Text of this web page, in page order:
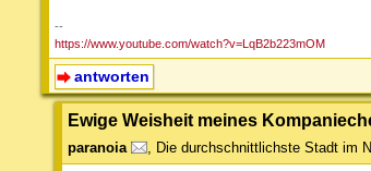
--
https://www.youtube.com/watch?v=LqB2b223mOM
antworten
Ewige Weisheit meines
paranoia , Die durchschnittlichste Stadt im